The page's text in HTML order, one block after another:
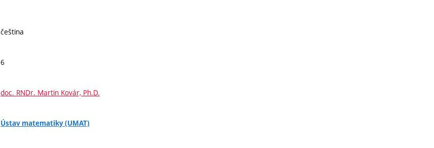
čeština
6
doc. RNDr. Martin Kovár, Ph.D.
Ústav matematiky (UMAT)